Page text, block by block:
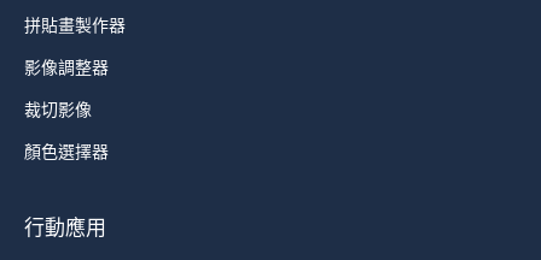
拼貼畫製作器
影像調整器
裁切影像
顏色選擇器
行動應用